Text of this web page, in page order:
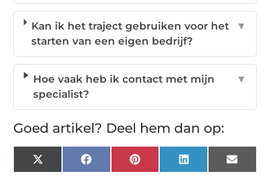
Kan ik het traject gebruiken voor het
starten van een eigen bedrijf?
▼
Hoe vaak heb ik contact met mijn
specialist?
▼
Goed artikel? Deel hem dan op:
X
(Twitter)
FacebookPinterestLinkedInEmail